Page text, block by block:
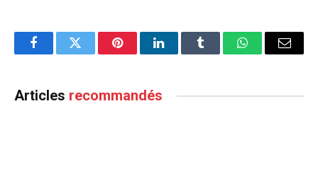
FacebookTwitter PinterestLinkedInTumblr WhatsAppEmail
Articles recommandés